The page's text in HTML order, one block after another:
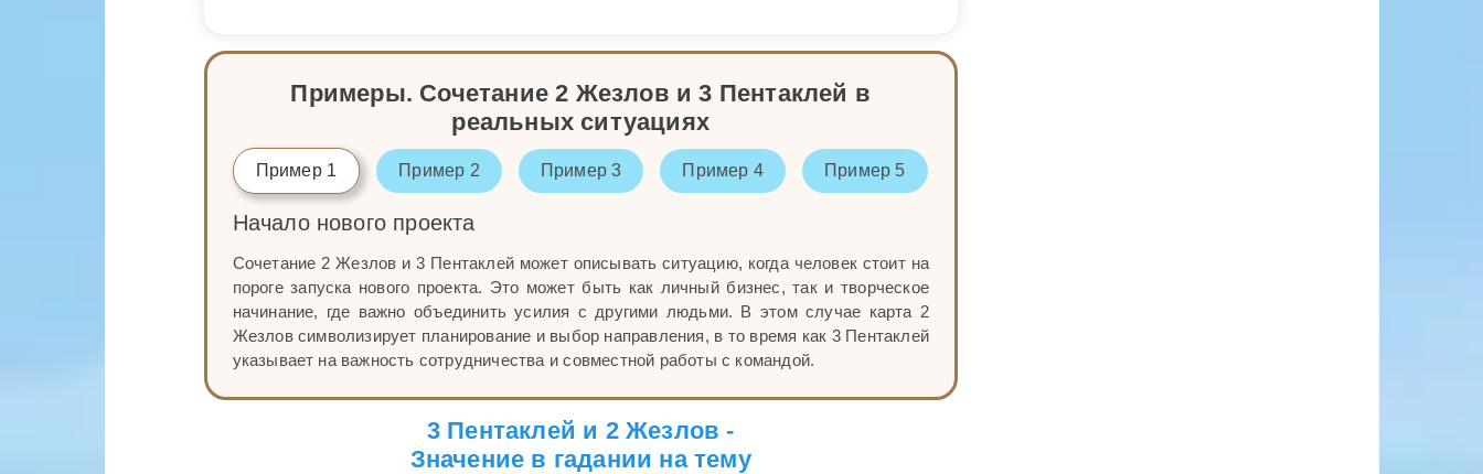
Примеры. Сочетание 2 Жезлов и 3 Пентаклей в
реальных ситуациях
Пример 1 Пример 2 Пример 3 Пример 4 Пример 5
Начало нового проекта
Сочетание 2 Жезлов и 3 Пентаклей может описывать ситуацию, когда человек стоит на
пороге запуска нового проекта. Это может быть как личный бизнес, так и творческое
начинание, где важно объединить усилия с другими людьми. В этом случае карта 2
Жезлов символизирует планирование и выбор направления, в то время как 3 Пентаклей
указывает на важность сотрудничества и совместной работы с командой.
3 Пентаклей и 2 Жезлов -
Значение в гадании на тему